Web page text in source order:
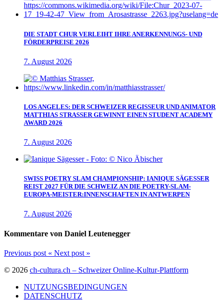
DIE STADT CHUR VERLEIHT IHRE ANERKENNUNGS- UND
FÖRDERPREISE 2026
7. August 2026
LOS ANGELES: DER SCHWEIZER REGISSEUR UND ANIMATOR
MATTHIAS STRASSER GEWINNT EINEN STUDENT ACADEMY
AWARD 2026
7. August 2026
SWISS POETRY SLAM CHAMPIONSHIP: IANIQUE SÄGESSER
REIST 2027 FÜR DIE SCHWEIZ AN DIE POETRY-SLAM-
EUROPA-MEISTER:INNENSCHAFTEN IN ANTWERPEN
7. August 2026
Kommentare von Daniel Leutenegger
Previous post « Next post »
© 2026 ch-cultura.ch – Schweizer Online-Kultur-Plattform
NUTZUNGSBEDINGUNGEN
DATENSCHUTZ